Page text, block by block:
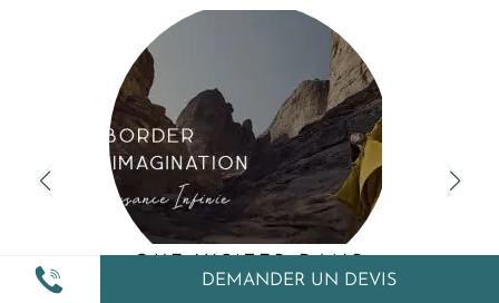
DEMANDER UN DEVIS
L’OASIS D’ALULA ? LE